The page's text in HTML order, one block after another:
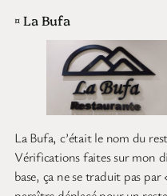
¤ La Bufa
La Bufa, c’était le nom du
Vérifications faites sur mon
base, ça ne se traduit pas